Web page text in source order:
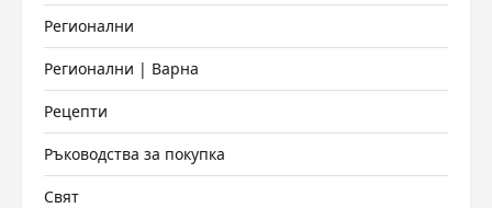
Регионални
Регионални | Варна
Рецепти
Ръководства за покупка
Свят